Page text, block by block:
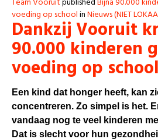
voeding op schoolinNieuws (NIET
Dankzij Vooruit
90.000 kinderen
voeding op school
Een kind dat honger heeft, kan
concentreren. Zo simpel is het.
vandaag nog te veel kinderen
Dat is slecht voor hun